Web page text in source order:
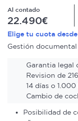
Al contado
22.490€
Elige tu cuota desde
Gestión
Garantia legal
Revision de
14 días o
Cambio de
Posibilidad de